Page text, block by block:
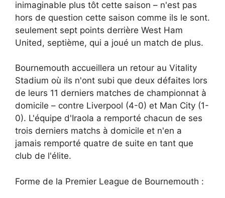
inimaginable plus tôt cette saison – n'est pas
hors de question cette saison comme ils le sont.
seulement sept points derrière West Ham
United, septième, qui a joué un match de plus.
Bournemouth accueillera un retour au Vitality
Stadium où ils n'ont subi que deux défaites lors
de leurs 11 derniers matches de championnat à
domicile – contre Liverpool (4-0) et Man City (1-
0). L'équipe d'Iraola a remporté chacun de ses
trois derniers matchs à domicile et n'en a
jamais remporté quatre de suite en tant que
club de l'élite.
Forme de la Premier League de Bournemouth :